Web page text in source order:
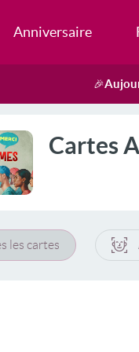
Anniversaire
🎉
Cartes
les cartes